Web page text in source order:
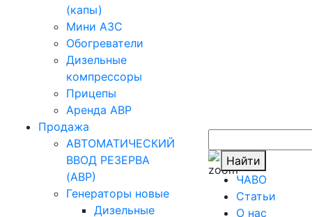
(капы)
Мини АЗС
Обогреватели
Дизельные
компрессоры
Прицепы
Аренда АВР
Продажа
АВТОМАТИЧЕСКИЙ
ВВОД РЕЗЕРВА
(АВР)
Генераторы новые
Дизельные
Найти
ЧАВО
Cтатьи
O нас